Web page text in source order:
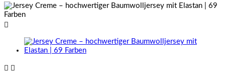

 